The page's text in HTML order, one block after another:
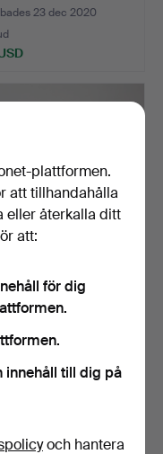
23 dec 2020
TILL UR i
10 dec 2020
plattformen.
att tillhandahålla
eller återkalla ditt
att:
för dig
innehåll till dig på
och hantera